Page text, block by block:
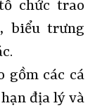
chức trao
biểu trưng
gồm các cá
địa lý và